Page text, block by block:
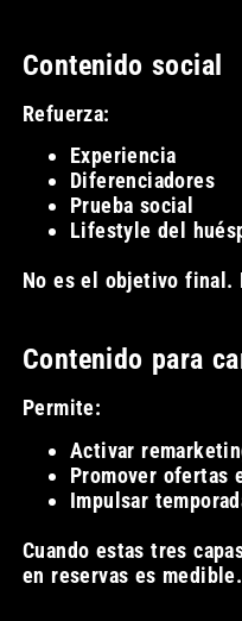
Contenido social
Refuerza:
Experiencia
Diferenciadores
Prueba social
Lifestyle del
No es el objetivo final.
Contenido para
Permite:
Activar
Promover ofertas
Impulsar
Cuando estas tres
en reservas es medible.